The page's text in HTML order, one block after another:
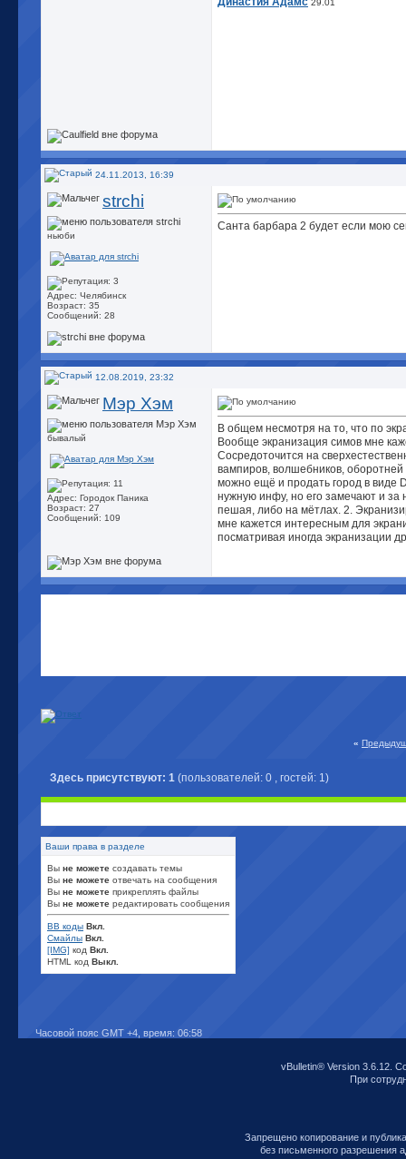
29.01
24.11.2013, 16:39
strchi
ньюби
Адрес: Челябинск
Возраст: 35
Сообщений: 28
Санта барбара 2 будет если мою
12.08.2019, 23:32
Мэр Хэм
бывалый
Адрес: Городок Паника
Возраст: 27
Сообщений: 109
В общем несмотря на то, что по
Вообще экранизация симов мне
Сосредоточится на
вампиров, волшебников,
можно ещё и продать город в виде
нужную инфу, но его замечают и за
пешая, либо на мётлах. 2.
мне кажется интересным для
посматривая иногда экранизации
«
Здесь присутствуют: 1 (пользователей: 0 , гостей: 1)
Ваши права в разделе
Вы не можете создавать темы
Вы не можете отвечать на сообщения
Вы не можете прикреплять файлы
Вы не можете редактировать сообщения
BB коды Вкл.
Смайлы Вкл.
[IMG] код Вкл.
HTML код Выкл.
Часовой пояс GMT +4, время: 06:58
vBulletin® Version 3.6.12.
При
Запрещено копирование и
без письменного разрешения